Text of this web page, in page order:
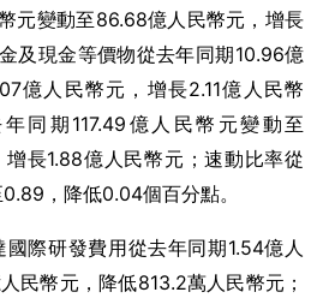
元變動至86.68億人民幣元，增長
及現金等價物從去年同期10.96億
億人民幣元，增長2.11億人民幣
同期117.49億人民幣元變動至
長1.88億人民幣元；速動比率從
，降低0.04個百分點。
際研發費用從去年同期1.54億人
民幣元，降低813.2萬人民幣元；